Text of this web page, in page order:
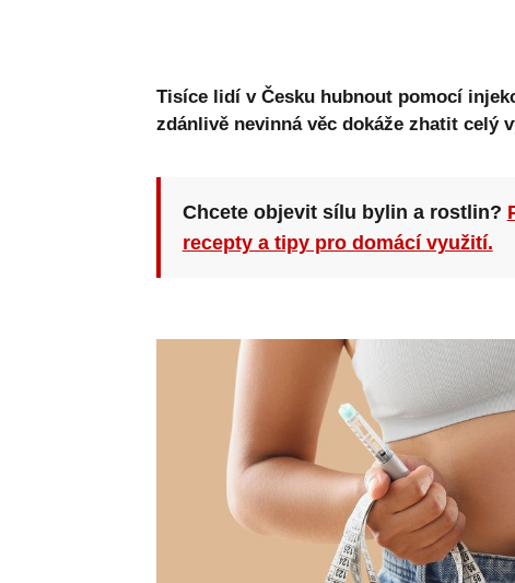
Tisíce lidí v Česku hubnout pomocí
zdánlivě nevinná věc dokáže zhatit
Chcete objevit sílu bylin a rostlin?
recepty a tipy pro domácí využití.